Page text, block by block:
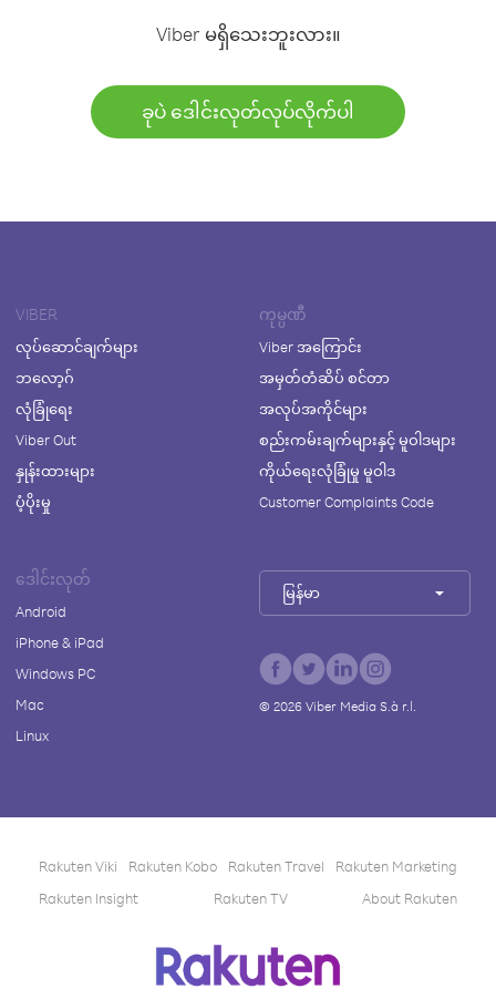
Viber မရှိသေးဘူးလား။
ခုပဲ ဒေါင်းလုတ်လုပ်လိုက်ပါ
VIBER
လုပ်ဆောင်ချက်များ
ဘလော့ဂ်
လုံခြုံရေး
Viber Out
နှုန်းထားများ
ပံ့ပိုးမှု
ကုမ္ပဏီ
Viber အကြောင်း
အမှတ်တံဆိပ် စင်တာ
အလုပ်အကိုင်များ
စည်းကမ်းချက်များနှင့် မူဝါဒများ
ကိုယ်ရေးလုံခြုံမှု မူဝါဒ
Customer Complaints Code
ဒေါင်းလုတ်
Android
iPhone & iPad
Windows PC
Mac
Linux
မြန်မာ
© 2026Viber Media S.à r.l.
Rakuten Viki Rakuten Kobo Rakuten Travel
Rakuten Marketing
Rakuten Insight
Rakuten TV About Rakuten